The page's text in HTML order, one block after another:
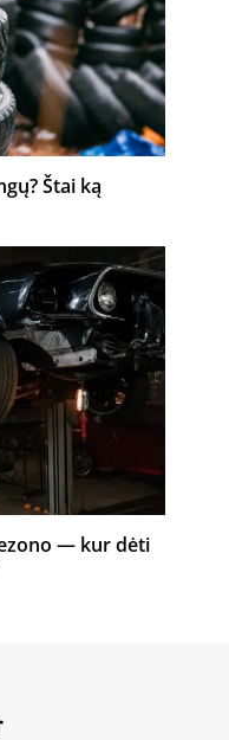
Štai ką
— kur dėti